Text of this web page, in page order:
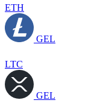
ETH
GEL
LTC
GEL